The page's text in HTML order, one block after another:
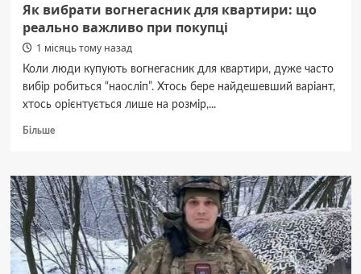
Як вибрати вогнегасник для квартири: що
реально важливо при покупці
1 місяць тому назад
Коли люди купують вогнегасник для квартири, дуже часто
вибір робиться “наосліп”. Хтось бере найдешевший варіант,
хтось орієнтується лише на розмір,...
БільшеДокладніше
вибрати
вогнегасник
для
квартири:
що
реально
важливо